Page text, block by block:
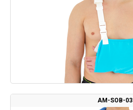
AM-SOB-03